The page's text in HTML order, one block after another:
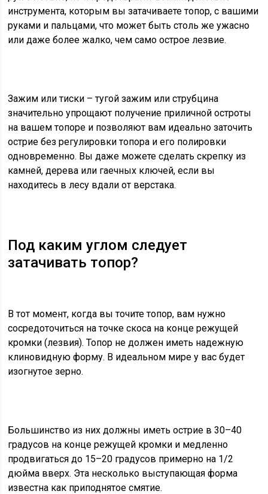
инструмента, которым вы затачиваете топор, с вашими
руками и пальцами, что может быть столь же ужасно
или даже более жалко, чем само острое лезвие.
Зажим или тиски – тугой зажим или струбцина
значительно упрощают получение приличной остроты
на вашем топоре и позволяют вам идеально заточить
острие без регулировки топора и его полировки
одновременно. Вы даже можете сделать скрепку из
камней, дерева или гаечных ключей, если вы
находитесь в лесу вдали от верстака.
Под каким углом следует
затачивать топор?
В тот момент, когда вы точите топор, вам нужно
сосредоточиться на точке скоса на конце режущей
кромки (лезвия). Топор не должен иметь надежную
клиновидную форму. В идеальном мире у вас будет
изогнутое зерно.
Большинство из них должны иметь острие в 30–40
градусов на конце режущей кромки и медленно
продвигаться до 15–20 градусов примерно на 1/2
дюйма вверх. Эта несколько выступающая форма
известна как приподнятое смятие.